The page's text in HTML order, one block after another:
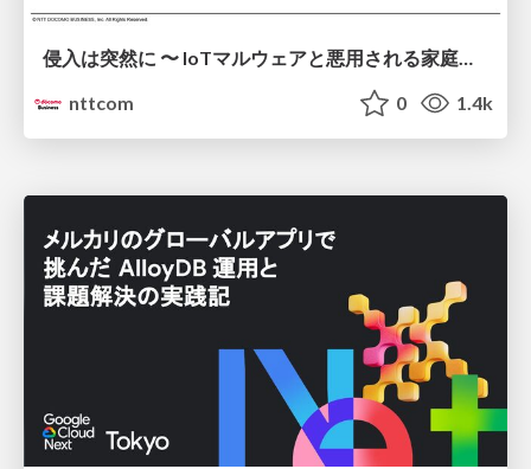
nttcom
0 1.4k